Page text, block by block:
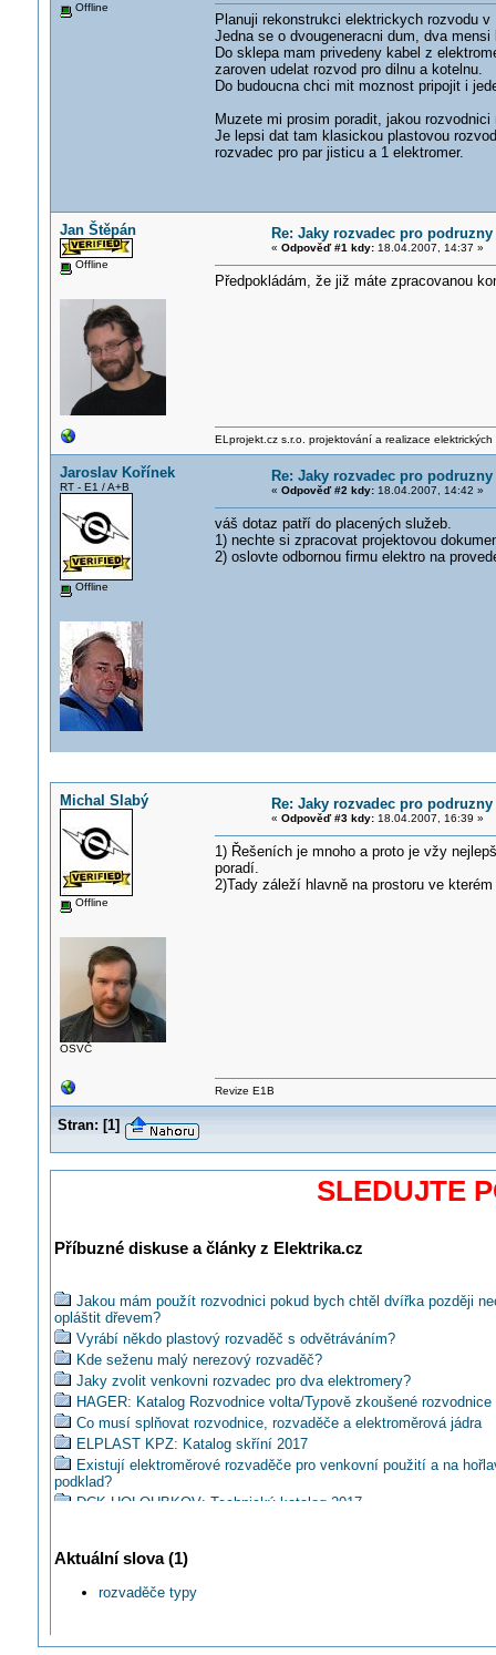
Offline
Planuji rekonstrukci elektrickych rozvodu v
Jedna se o dvougeneracni dum, dva
Do sklepa mam privedeny kabel z
zaroven udelat rozvod pro dilnu a kotelnu.
Do budoucna chci mit moznost pripojit i
Muzete mi prosim poradit, jakou
Je lepsi dat tam klasickou plastovou
rozvadec pro par jisticu a 1 elektromer.
Jan Štěpán
Offline
Re: Jaky rozvadec pro
« Odpověď #1 kdy:18.04.2007, 14:37 »
Předpokládám, že již máte zpracovanou
ELprojekt.cz s.r.o. projektování a realizace
Jaroslav Kořínek
RT - E1 / A+B
Offline
Re: Jaky rozvadec pro
« Odpověď #2 kdy:18.04.2007, 14:42 »
váš dotaz patří do placených služeb.
1) nechte si zpracovat projektovou
2) oslovte odbornou firmu elektro na
Michal Slabý
Offline
OSVČ
Re: Jaky rozvadec pro
« Odpověď #3 kdy:18.04.2007, 16:39 »
1) Řešeních je mnoho a proto je vžy
poradí.
2)Tady záleží hlavně na prostoru ve
Revize E1B
Stran: [1]
SLEDUJTE
Příbuzné diskuse a články z Elektrika.cz
Jakou mám použít rozvodnici pokud bych chtěl dvířka později
opláštit dřevem?
Vyrábí někdo plastový rozvaděč s odvětráváním?
Kde seženu malý nerezový rozvaděč?
Jaky zvolit venkovni rozvadec pro dva elektromery?
HAGER: Katalog Rozvodnice volta/Typově zkoušené rozvodnice
Co musí splňovat rozvodnice, rozvaděče a elektroměrová jádra
ELPLAST KPZ: Katalog skříní 2017
Existují elektroměrové rozvaděče pro venkovní použití a na
podklad?
DCK HOLOUBKOV: Technický katalog 2017
RITTAL: Řadové spojení rozvaděčových skříní VX25
Technický katalog kompaktních rozvaděčových skříní AE
Za jakých okolností se dá zaměnit rozvaděč domovních za
Aktuální slova (1)
rozvaděče typy